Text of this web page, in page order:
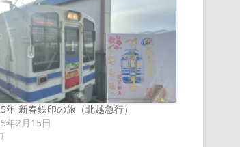
年 新春鉄印の旅（北越急行）
年2月15日